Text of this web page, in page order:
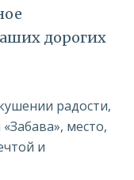
дорогих
радости,
место,
и